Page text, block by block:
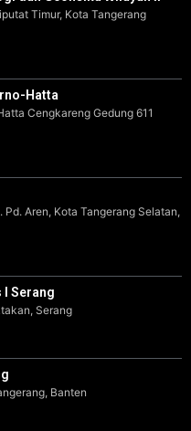
Timur, Kota Tangerang
Hatta
Cengkareng Gedung 611
Aren, Kota Tangerang Selatan,
Serang
Serang
Banten